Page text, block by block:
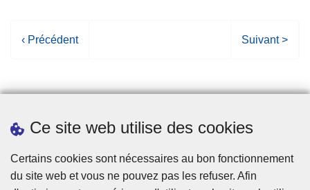
Ce site web utilise des cookies
Certains cookies sont nécessaires au bon fonctionnement
du site web et vous ne pouvez pas les refuser. Afin
P
e
r
c
é
‹ Précédent
P
e
u
v
a
Suivant >
Statistiques